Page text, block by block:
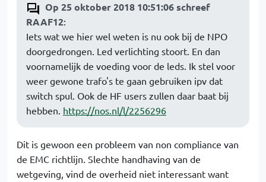
Op 25 oktober 2018 10:51:06 schreef
RAAF12:
Iets wat we hier wel weten is nu ook bij de NPO
doorgedrongen. Led verlichting stoort. En dan
voornamelijk de voeding voor de leds. Ik stel voor
weer gewone trafo's te gaan gebruiken ipv dat
switch spul. Ook de HF users zullen daar baat bij
hebben. https://nos.nl/l/2256296
Dit is gewoon een probleem van non compliance van
de EMC richtlijn. Slechte handhaving van de
wetgeving, vind de overheid niet interessant want